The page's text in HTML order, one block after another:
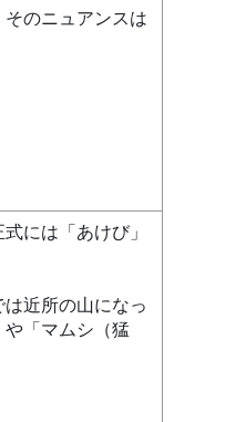
のニュアンスは
には「あけび」
近所の山になっ
や「マムシ（猛